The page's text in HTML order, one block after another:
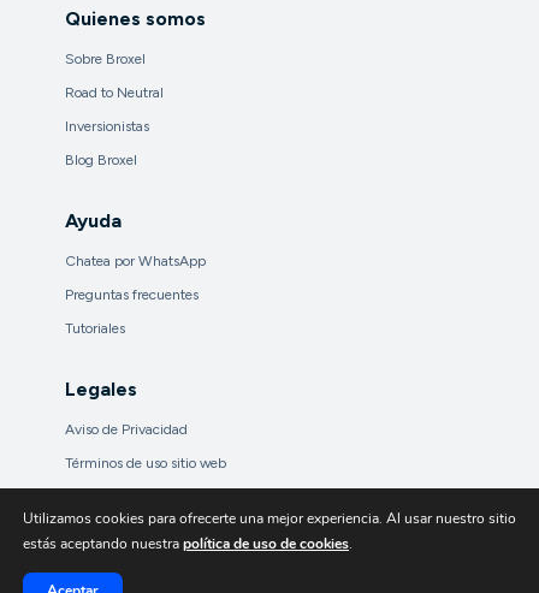
Quienes somos
Sobre Broxel
Road to Neutral
Inversionistas
Blog Broxel
Ayuda
Chatea por WhatsApp
Preguntas frecuentes
Tutoriales
Legales
Aviso de Privacidad
Términos de uso sitio web
Utilizamos cookies para ofrecerte una mejor experiencia. Al usar nuestro sitio
estás aceptando nuestrapolítica de uso de cookies.